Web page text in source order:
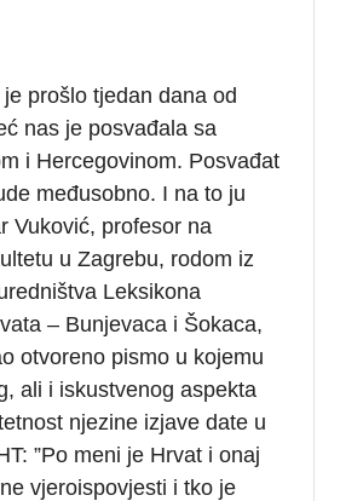
prošlo tjedan dana od
nas je posvađala sa
i Hercegovinom. Posvađat
međusobno. I na to ju
Vuković, profesor na
u Zagrebu, rodom iz
Leksikona
– Bunjevaca i Šokaca,
otvoreno pismo u kojemu
ali i iskustvenog aspekta
njezine izjave date u
”Po meni je Hrvat i onaj
vjeroispovjesti i tko je